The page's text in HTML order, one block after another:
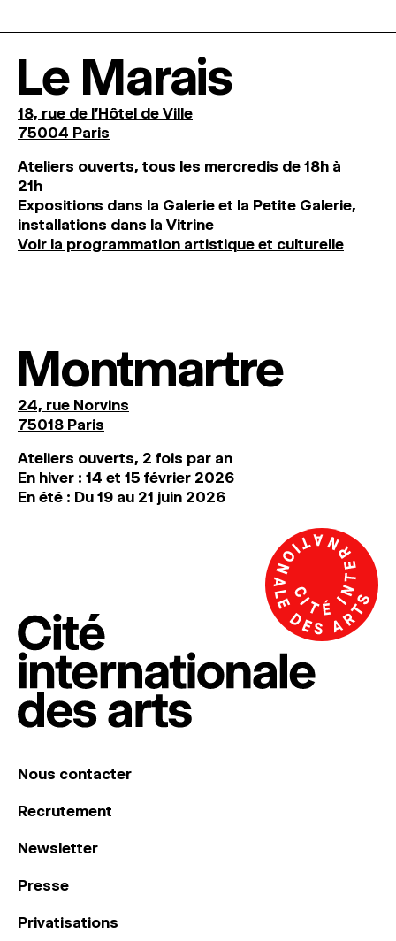
Le Marais
18, rue de l'Hôtel de Ville
75004 Paris
Ateliers ouverts, tous les mercredis de 18h à
21h
Expositions dans la Galerie et la Petite Galerie,
installations dans la Vitrine
Voir la programmation artistique et culturelle
Montmartre
24, rue Norvins
75018 Paris
Ateliers ouverts, 2 fois par an
En hiver : 14 et 15 février 2026
En été : Du 19 au 21 juin 2026
Nous contacter
Recrutement
Newsletter
Presse
Privatisations